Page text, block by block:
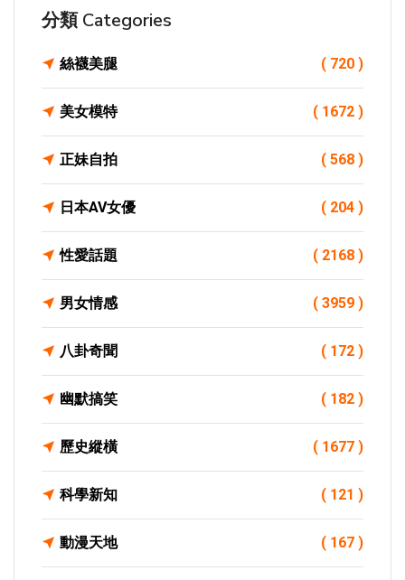
分類 Categories
絲襪美腿 ( 720 )
美女模特 ( 1672 )
正妹自拍 ( 568 )
日本AV女優 ( 204 )
性愛話題 ( 2168 )
男女情感 ( 3959 )
八卦奇聞 ( 172 )
幽默搞笑 ( 182 )
歷史縱橫 ( 1677 )
科學新知 ( 121 )
動漫天地 ( 167 )